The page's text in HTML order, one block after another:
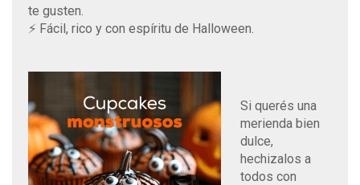
te gusten.
⚡ Fácil, rico y con espíritu de Halloween.
Si querés una
merienda bien
dulce,
hechizalos a
todos con